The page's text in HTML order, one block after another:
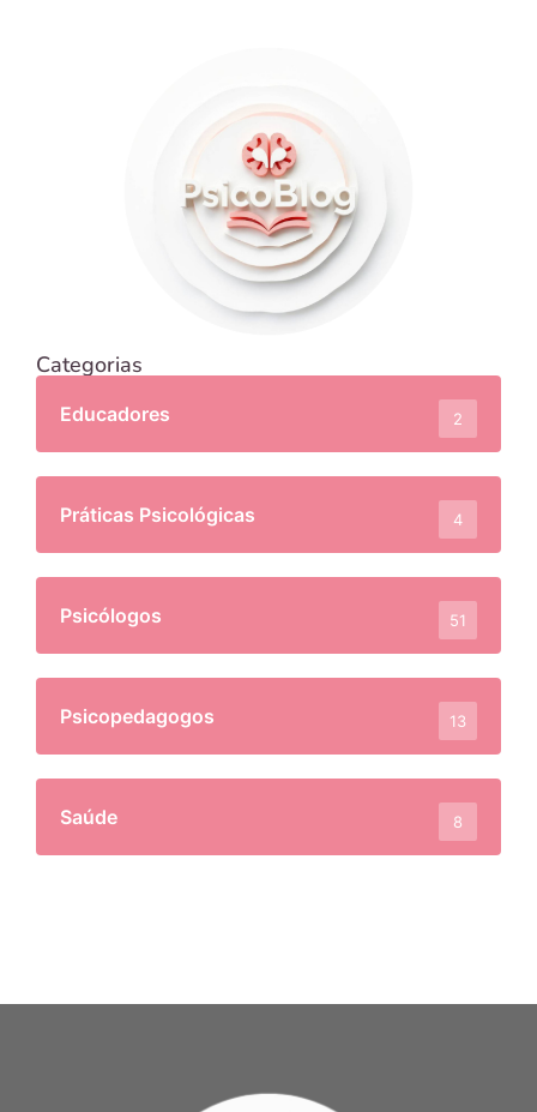
Categorias
Educadores 2
Práticas Psicológicas 4
Psicólogos 51
Psicopedagogos 13
Saúde 8